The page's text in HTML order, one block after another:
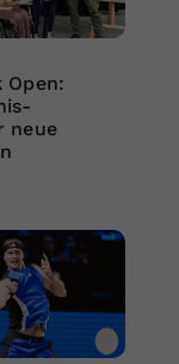
Open:
neue